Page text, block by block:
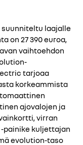
suunniteltu laajalle
on 27 390 euroa,
vaihtoehdon
tarjoaa
korkeammista
ajovalojen ja
virran
-painike kuljettajan
evolution-taso